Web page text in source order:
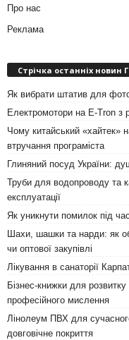
Про нас
Реклама
Стрічка останніх новин
Як вибрати штатив для
Електромотори на E-Tron з
Чому китайський «хайтек»
втручання програміста
Глиняний посуд України:
Труби для водопроводу та
експлуатації
Як уникнути помилок під
Шахи, шашки та нарди: як
чи оптової закупівлі
Лікування в санаторії
Бізнес-книжки для
професійного мислення
Лінолеум ПВХ для
довговічне покриття